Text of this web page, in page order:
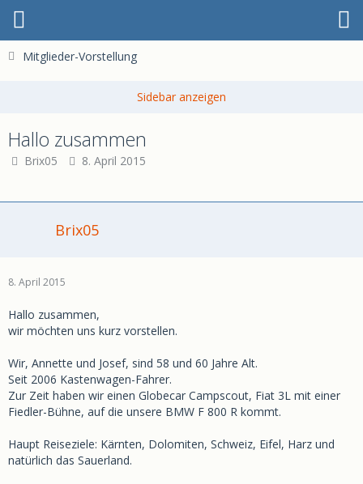
Mitglieder-Vorstellung
Hallo zusammen
Brix05 8. April 2015
Brix05
8. April 2015
Hallo zusammen,
wir möchten uns kurz vorstellen.
Wir, Annette und Josef, sind 58 und 60 Jahre Alt.
Seit 2006 Kastenwagen-Fahrer.
Zur Zeit haben wir einen Globecar Campscout, Fiat 3L mit einer
Fiedler-Bühne, auf die unsere BMW F 800 R kommt.
Haupt Reiseziele: Kärnten, Dolomiten, Schweiz, Eifel, Harz und
natürlich das Sauerland.